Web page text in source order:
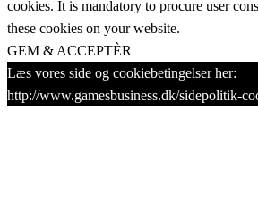
cookies. It is mandatory to procure user
these cookies on your website.
GEM & ACCEPTÈR
Læs vores side og cookiebetingelser her:
http://www.gamesbusiness.dk/sidepolitik-